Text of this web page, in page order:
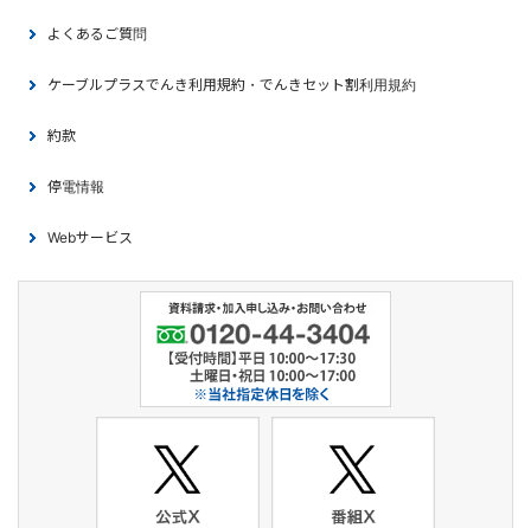
よくあるご質問
ケーブルプラスでんき利用規約・でんきセット割利用規約
約款
停電情報
Webサービス